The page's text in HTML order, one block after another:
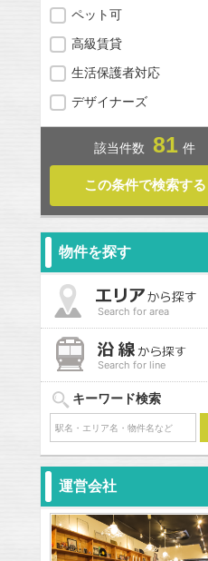
ペット可
高級賃貸
生活保護者対応
デザイナーズ
該当件数 81 件
物件を探す
Search for area
Search for line
キーワード検索
運営会社